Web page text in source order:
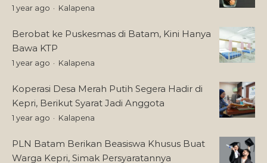
1 year ago Kalapena
Berobat ke Puskesmas di Batam, Kini Hanya
Bawa KTP
1 year ago Kalapena
Koperasi Desa Merah Putih Segera Hadir di
Kepri, Berikut Syarat Jadi Anggota
1 year ago Kalapena
PLN Batam Berikan Beasiswa Khusus Buat
Warga Kepri, Simak Persyaratannya